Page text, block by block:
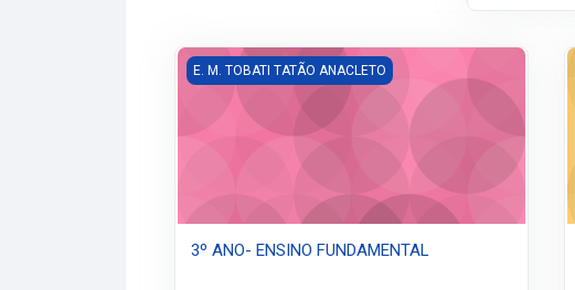
3º ANO- ENSINO FUNDAMENTAL
E. M. TOBATI TATÃO ANACLETO
3º ANO- ENSINO FUNDAMENTAL